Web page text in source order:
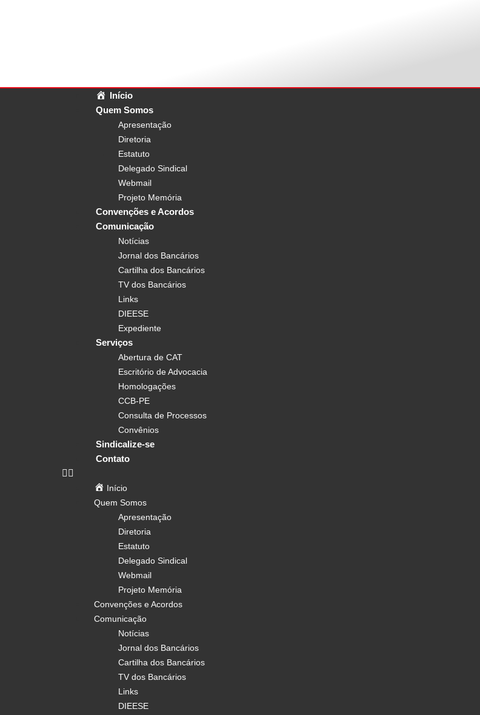
Início
Quem Somos
Apresentação
Diretoria
Estatuto
Delegado Sindical
Webmail
Projeto Memória
Convenções e Acordos
Comunicação
Notícias
Jornal dos Bancários
Cartilha dos Bancários
TV dos Bancários
Links
DIEESE
Expediente
Serviços
Abertura de CAT
Escritório de Advocacia
Homologações
CCB-PE
Consulta de Processos
Convênios
Sindicalize-se
Contato
Início
Quem Somos
Apresentação
Diretoria
Estatuto
Delegado Sindical
Webmail
Projeto Memória
Convenções e Acordos
Comunicação
Notícias
Jornal dos Bancários
Cartilha dos Bancários
TV dos Bancários
Links
DIEESE